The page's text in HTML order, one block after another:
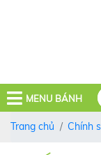
MENU BÁNH
Trang chủ Chính